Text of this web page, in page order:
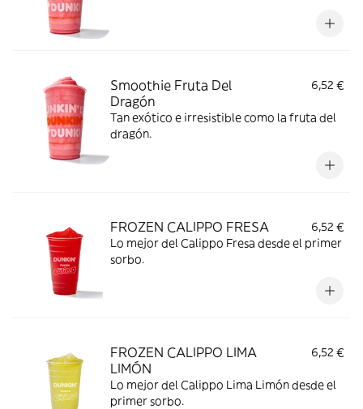
Smoothie Fruta Del
Dragón
6,52 €
Tan exótico e irresistible como la fruta del
dragón.
FROZEN CALIPPO FRESA
6,52 €
Lo mejor del Calippo Fresa desde el primer
sorbo.
FROZEN CALIPPO LIMA
LIMÓN
6,52 €
Lo mejor del Calippo Lima Limón desde el
primer sorbo.